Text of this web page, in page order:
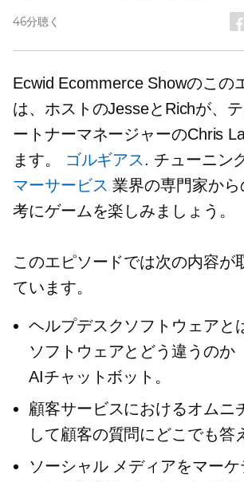
46分聴く
Ecwid Ecommerce Showのこの
は、ホストのJesseとRichが、
ートナーマネージャーのChris
ます。
ゴルギアス. チューニン
マーサービス 業界の専門家か
考にゲームを楽しみましょう。
このエピソードでは次の内容が
ています。
ヘルプデスクソフトウェアと
ソフトウェアとどう違うのか
AIチャットボット。
顧客サービスにおけるオムニ
して顧客の質問にどこでも答
ソーシャル メディアをマー